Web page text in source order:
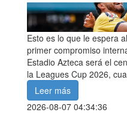
Esto es lo que le espera
primer compromiso
Estadio Azteca será el
la Leagues Cup 2026,
Leer más
2026-08-07 04:34:36